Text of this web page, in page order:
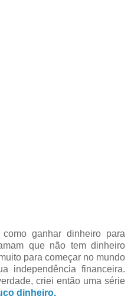
ganhar dinheiro para
que não tem dinheiro
para começar no mundo
independência financeira.
criei então uma série
dinheiro.